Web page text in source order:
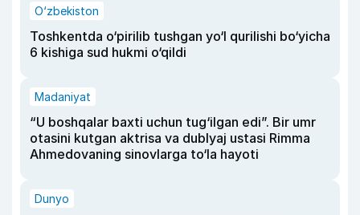
O‘zbekiston
Toshkentda o‘pirilib tushgan yo‘l qurilishi bo‘yicha
6 kishiga sud hukmi o‘qildi
Madaniyat
“U boshqalar baxti uchun tug‘ilgan edi”. Bir umr
otasini kutgan aktrisa va dublyaj ustasi Rimma
Ahmedovaning sinovlarga to‘la hayoti
Dunyo